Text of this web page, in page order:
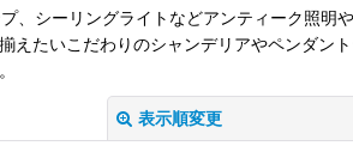
シーリングライトなどアンティーク照
たいこだわりのシャンデリアやペンダン
表示順変更